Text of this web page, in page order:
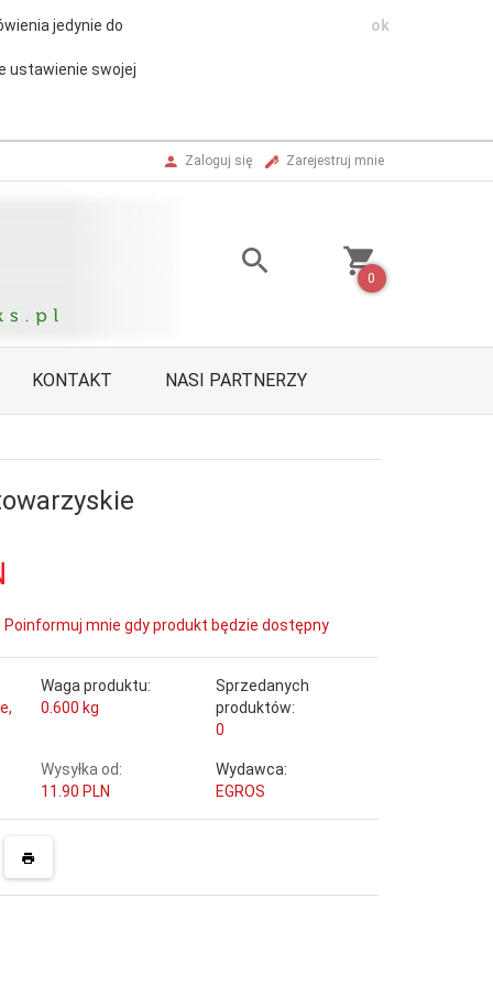
jedynie do
ustawienie swojej
ok
Zaloguj się Zarejestruj mnie
0
KONTAKT NASI PARTNERZY
Poinformuj mnie gdy produkt będzie dostępny
Waga produktu:
0.600 kg
Sprzedanych
produktów:
0
Wysyłka od:
11.90 PLN
Wydawca:
EGROS